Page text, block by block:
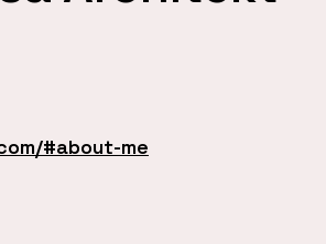
#about-me